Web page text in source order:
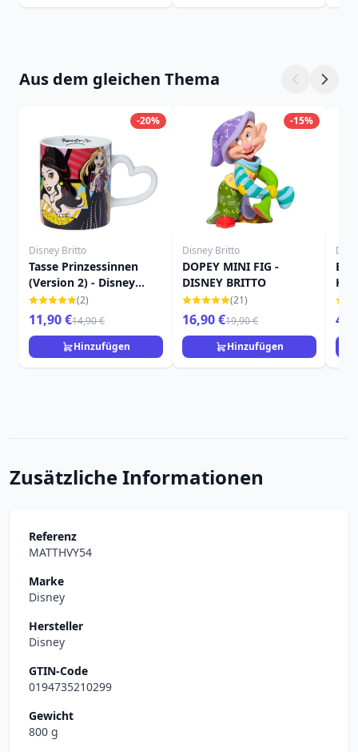
Aus dem gleichen Thema
-20%
Disney Britto
Tasse Prinzessinnen
(Version 2) - Disney
Britto
(2)
11,90 €14,90 €
Hinzufügen
-15%
Disney Britto
DOPEY MINI FIG -
DISNEY BRITTO
(21)
16,90 €19,90 €
Hinzufügen
Zusätzliche Informationen
Referenz
MATTHVY54
Marke
Disney
Hersteller
Disney
GTIN-Code
0194735210299
Gewicht
800 g